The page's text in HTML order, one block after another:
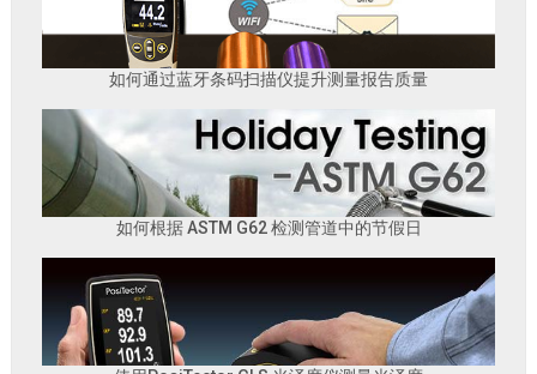
如何通过蓝牙条码扫描仪提升测量报告质量
如何根据 ASTM G62 检测管道中的节假日